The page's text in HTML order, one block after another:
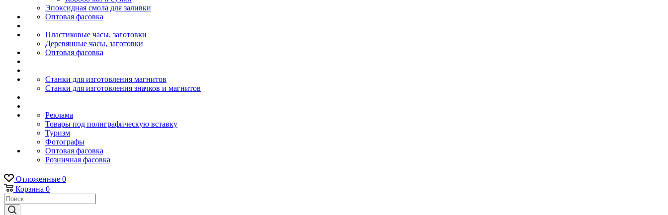
Эпоксидная смола для заливки
Оптовая фасовка
Пластиковые часы, заготовки
Деревянные часы, заготовки
Оптовая фасовка
Станки для изготовления магнитов
Станки для изготовления значков и магнитов
Реклама
Товары под полиграфическую вставку
Туризм
Фотографы
Оптовая фасовка
Розничная фасовка
Отложенные 0
Корзина 0